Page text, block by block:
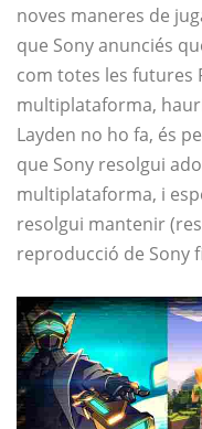
noves maneres de
que Sony anunciés
com totes les futures
multiplataforma,
Layden no ho fa, és
que Sony resolgui
multiplataforma, i
resolgui mantenir
reproducció de Sony